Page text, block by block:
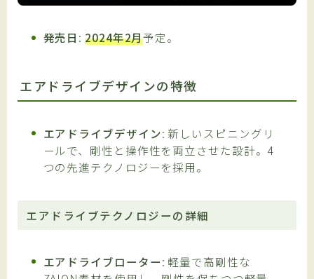
発売日 :2024年2月予定。
エアドライブデザインの特徴
エアドライブデザイン: 新しいスピニングリ
ールで、剛性と操作性を両立させた設計。4
つの先進テクノロジーを採用。
エアドライブテクノロジーの詳細
エアドライブローター: 軽量で高剛性な